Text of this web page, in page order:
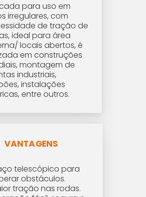
para uso em
irregulares, com
de tração de
ideal para área
locais abertos, é
em construções
montagem de
industriais,
instalações
entre outros.
VANTAGENS
telescópico para
obstáculos.
tração nas rodas.